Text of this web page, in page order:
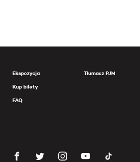
Ekspozycja
Kup bilety
FAQ
Tłumacz PJM